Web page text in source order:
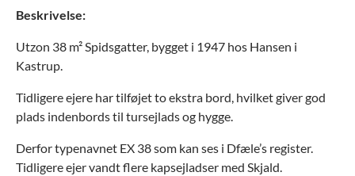
Beskrivelse:
Utzon 38 m² Spidsgatter, bygget i 1947 hos Hansen i
Kastrup.
Tidligere ejere har tilføjet to ekstra bord, hvilket giver god
plads indenbords til tursejlads og hygge.
Derfor typenavnet EX 38 som kan ses i Dfæle’s register.
Tidligere ejer vandt flere kapsejladser med Skjald.